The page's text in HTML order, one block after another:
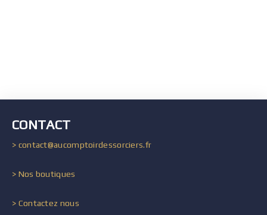
CONTACT
> contact@aucomptoirdessorciers.fr
> Nos boutiques
> Contactez nous